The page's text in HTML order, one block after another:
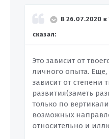
В 26.07.2020 в
сказал:
Это зависит от
личного опыта. Еще,
зависит от степени
развития(заметь
только по
возможных
относительно и